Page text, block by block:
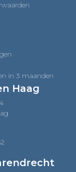
in 3 maanden
Haag